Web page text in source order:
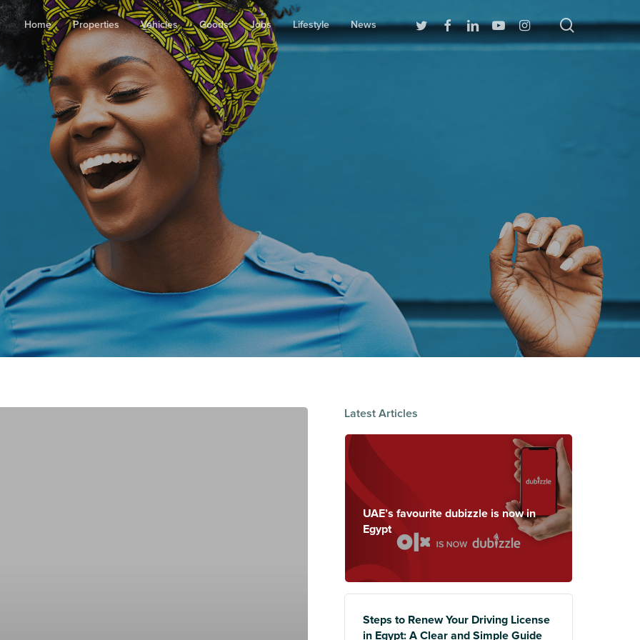
Home Properties Vehicles Goods Jobs Lifestyle News TwitterFacebookLinkedinYoutubeInstagram search
Latest Articles
UAE’s favourite dubizzle is now in
Egypt
Steps to Renew Your Driving License
in Egypt: A Clear and Simple Guide